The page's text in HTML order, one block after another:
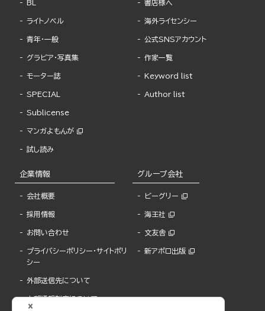
BL
ライトノベル
青年・一般
グラビア・写真集
モーター誌
SPECIAL
Sublicense
マンガよもんが
試し読み
書店様へ
海外ライセンシー
公式SNSアカウント
作家一覧
Keyword list
Author list
企業情報
会社概要
採用情報
お問い合わせ
プライバシーポリシー・サイトポリ
シー
外部送信先について
内部通報制度について
グループ会社
ビーグリー
海王社
文友舎
新アポロ出版